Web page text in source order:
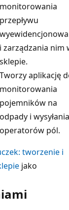
monitorowania
przepływu
i zarządzania nim
sklepie.
Tworzy aplikację
monitorowania
pojemników na
odpady i wysyłania
operatorów pól.
tworzenie i
jako